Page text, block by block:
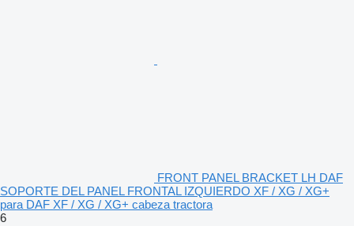
FRONT PANEL BRACKET LH DAF
SOPORTE DEL PANEL FRONTAL IZQUIERDO XF / XG / XG+
para DAF XF / XG / XG+ cabeza tractora
6